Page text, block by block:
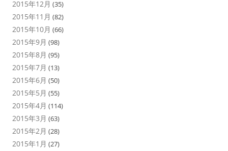
2015年12月 (35)
2015年11月 (82)
2015年10月 (66)
2015年9月 (98)
2015年8月 (95)
2015年7月 (13)
2015年6月 (50)
2015年5月 (55)
2015年4月 (114)
2015年3月 (63)
2015年2月 (28)
2015年1月 (27)